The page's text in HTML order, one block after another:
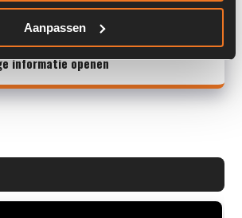
Aanpassen
4197835A
informatie openen